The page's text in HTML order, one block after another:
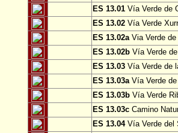
ES 13.01 Vía Verde de
ES 13.02 Vía Verde
ES 13.02aVia Verde de
ES 13.02b Vía Verde
ES 13.03 Vía Verde de
ES 13.03aVía Verde de
ES 13.03b Vía Verde
ES 13.03c Camino
ES 13.04Vía Verde del